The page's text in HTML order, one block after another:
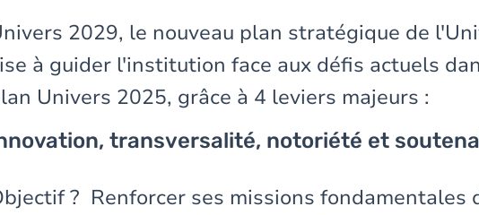
2029, le nouveau plan stratégique de
à guider l'institution face aux défis actuels
Univers 2025, grâce à 4 leviers majeurs :
transversalité, notoriété et
? Renforcer ses missions fondamentales